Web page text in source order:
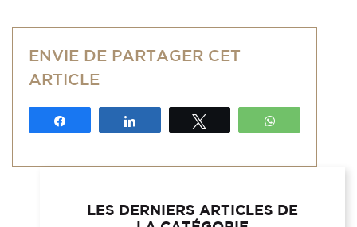
ENVIE DE PARTAGER CET
ARTICLE
LES DERNIERS ARTICLES DE